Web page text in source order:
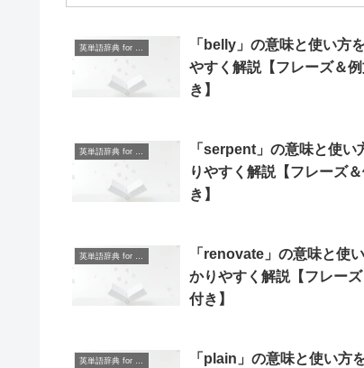
「belly」の意味と使い方
やすく解説【フレーズ＆
き】
英単語辞典 for Beginners
「serpent」の意味と使い
りやすく解説【フレーズ
き】
英単語辞典 for Beginners
「renovate」の意味と使
かりやすく解説【フレー
付き】
「plain」の意味と使い方